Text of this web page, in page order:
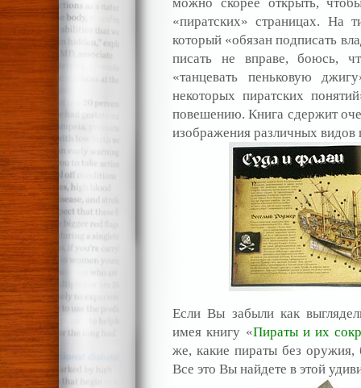
«пиратских» страницах. На
который «обязан подписать
писать не вправе, боюсь,
«танцевать пеньковую
некоторых пиратских
повешению. Книга сдержит
изображения различных видов
Если Вы забыли как
имея книгу «Пираты и их
же, какие пираты без оружия,
Все это Вы найдете в этой